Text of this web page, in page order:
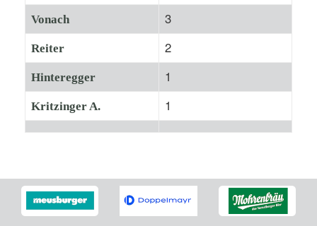
Vonach 3
Reiter 2
Hinteregger 1
Kritzinger A. 1